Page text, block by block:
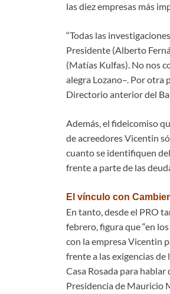
las diez empresas más
“Todas las
Presidente (Alberto
(Matías Kulfas). No nos
alegra Lozano–. Por otra
Directorio anterior del
Además, el fideicomiso
de acreedores Vicentin
cuanto se identifiquen
frente a parte de las
El vínculo con
En tanto, desde el PRO
febrero, figura que “en
con la empresa Vicentin
frente a las exigencias
Casa Rosada para
Presidencia de Mauricio